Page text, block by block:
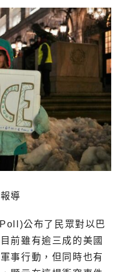
導
公布了民眾對以巴
前雖有逾三成的美國
事行動，但同時也有